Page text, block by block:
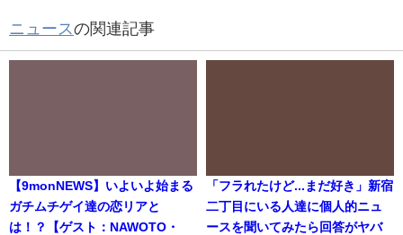
ニュースの関連記事
【9monNEWS】いよいよ始まる
ガチムチゲイ達の恋リアと
は！？【ゲスト：NAWOTO・
「フラれたけど...まだ好き」新宿
二丁目にいる人達に個人的ニュ
ースを聞いてみたら回答がヤバ